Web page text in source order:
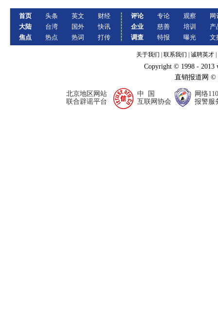
首页
大陆
焦点
头条
台湾
热点
英文
国外
热词
财经
快讯
打传
评论
企业
调查
专论
慈善
特报
观察
培训
曝光
网
产
文
关于我们 联系我们 诚聘英才
Copyright © 1998 - 2013
直销报道网
北京地区网站
联合辟谣平台
中 国
互联网协会
网络110
报警服